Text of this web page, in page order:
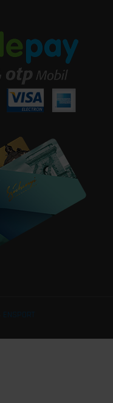
ENSPORT